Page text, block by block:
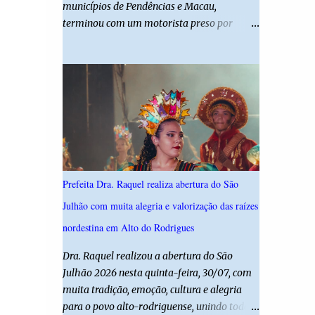
desta edição reforça o compromisso da
administração da Prefeita Dra. Raquel com o
populares em uma festa segura, org...
municípios de Pendências e Macau,
terminou com um motorista preso por
acordo com a Polícia Militar, o condutor
apresentava evidentes sinais de embriaguez
no momento da ocorrência. Ele foi
encaminhado à delegacia, onde foi autuado
em flagrante. O exame pericial para
confirmar a concentração de álcool no
organismo ainda está em andamento. A
vítima é um menino de 11 anos, que sofreu
ferimentos graves no acidente. Após os
primeiros atendimentos, ele foi entubado e
para o Hospital Monsenhor Walfredo
Gurgel, em Natal, onde permanece internado
sob cuidados médicos especializados.
Segundo informações da Polícia Militar, a
Prefeita Dra. Raquel realiza abertura do São
Julhão com muita alegria e valorização das raízes
nordestina em Alto do Rodrigues
Dra. Raquel realizou a abertura do São
Julhão 2026 nesta quinta-feira, 30/07, com
muita tradição, emoção, cultura e alegria
para o povo alto-rodriguense, unindo todas